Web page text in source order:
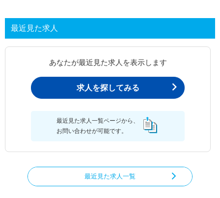
最近見た求人
あなたが最近見た求人を表示します
求人を探してみる
最近見た求人一覧ページから、
お問い合わせが可能です。
最近見た求人一覧